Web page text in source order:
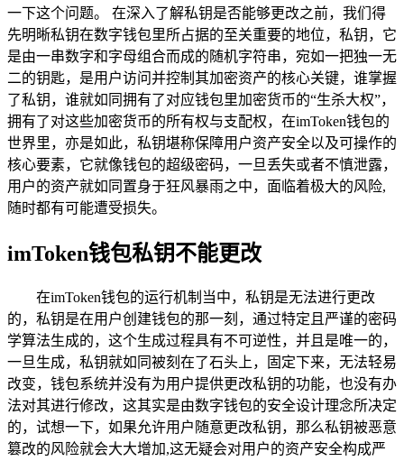
一下这个问题。 在深入了解私钥是否能够更改之前，我们得
先明晰私钥在数字钱包里所占据的至关重要的地位，私钥，它
是由一串数字和字母组合而成的随机字符串，宛如一把独一无
二的钥匙，是用户访问并控制其加密资产的核心关键，谁掌握
了私钥，谁就如同拥有了对应钱包里加密货币的“生杀大权”，
拥有了对这些加密货币的所有权与支配权，在imToken钱包的
世界里，亦是如此，私钥堪称保障用户资产安全以及可操作的
核心要素，它就像钱包的超级密码，一旦丢失或者不慎泄露，
用户的资产就如同置身于狂风暴雨之中，面临着极大的风险,
随时都有可能遭受损失。
imToken钱包私钥不能更改
在imToken钱包的运行机制当中，私钥是无法进行更改
的，私钥是在用户创建钱包的那一刻，通过特定且严谨的密码
学算法生成的，这个生成过程具有不可逆性，并且是唯一的，
一旦生成，私钥就如同被刻在了石头上，固定下来，无法轻易
改变，钱包系统并没有为用户提供更改私钥的功能，也没有办
法对其进行修改，这其实是由数字钱包的安全设计理念所决定
的，试想一下，如果允许用户随意更改私钥，那么私钥被恶意
篡改的风险就会大大增加,这无疑会对用户的资产安全构成严